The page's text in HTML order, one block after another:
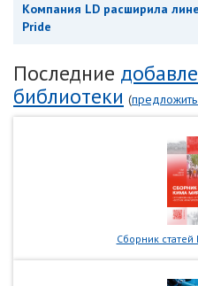
Компания LD расширила
Pride
Последние
библиотеки (предложить
Сборник статей